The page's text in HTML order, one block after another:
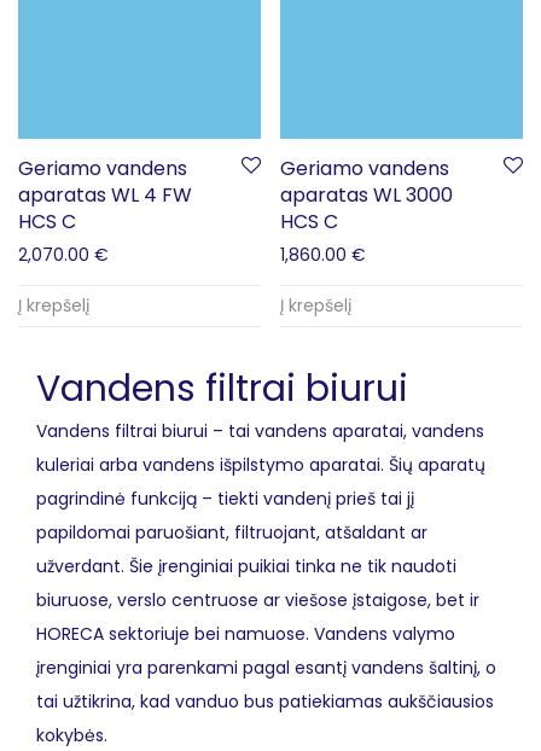
Geriamo vandens
aparatas WL 4 FW
HCS C
2,070.00 €
Į krepšelį
Geriamo vandens
aparatas WL 3000
HCS C
1,860.00 €
Į krepšelį
Vandens filtrai biurui
Vandens filtrai biurui – tai vandens aparatai, vandens
kuleriai arba vandens išpilstymo aparatai. Šių aparatų
pagrindinė funkciją – tiekti vandenį prieš tai jį
papildomai paruošiant, filtruojant, atšaldant ar
užverdant. Šie įrenginiai puikiai tinka ne tik naudoti
biuruose, verslo centruose ar viešose įstaigose, bet ir
HORECA sektoriuje bei namuose. Vandens valymo
įrenginiai yra parenkami pagal esantį vandens šaltinį, o
tai užtikrina, kad vanduo bus patiekiamas aukščiausios
kokybės.